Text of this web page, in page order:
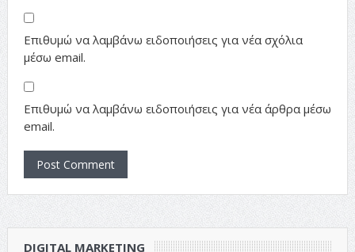
Επιθυμώ να λαμβάνω ειδοποιήσεις για νέα σχόλια
μέσω email.
Επιθυμώ να λαμβάνω ειδοποιήσεις για νέα άρθρα μέσω
email.
DIGITAL MARKETING